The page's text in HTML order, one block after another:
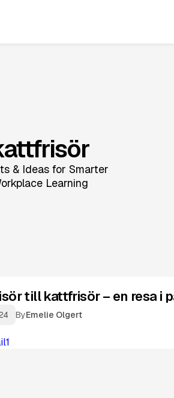
& Ideas for Smarter
Learning
till kattfrisör – en resa i
ByEmelie Olgert